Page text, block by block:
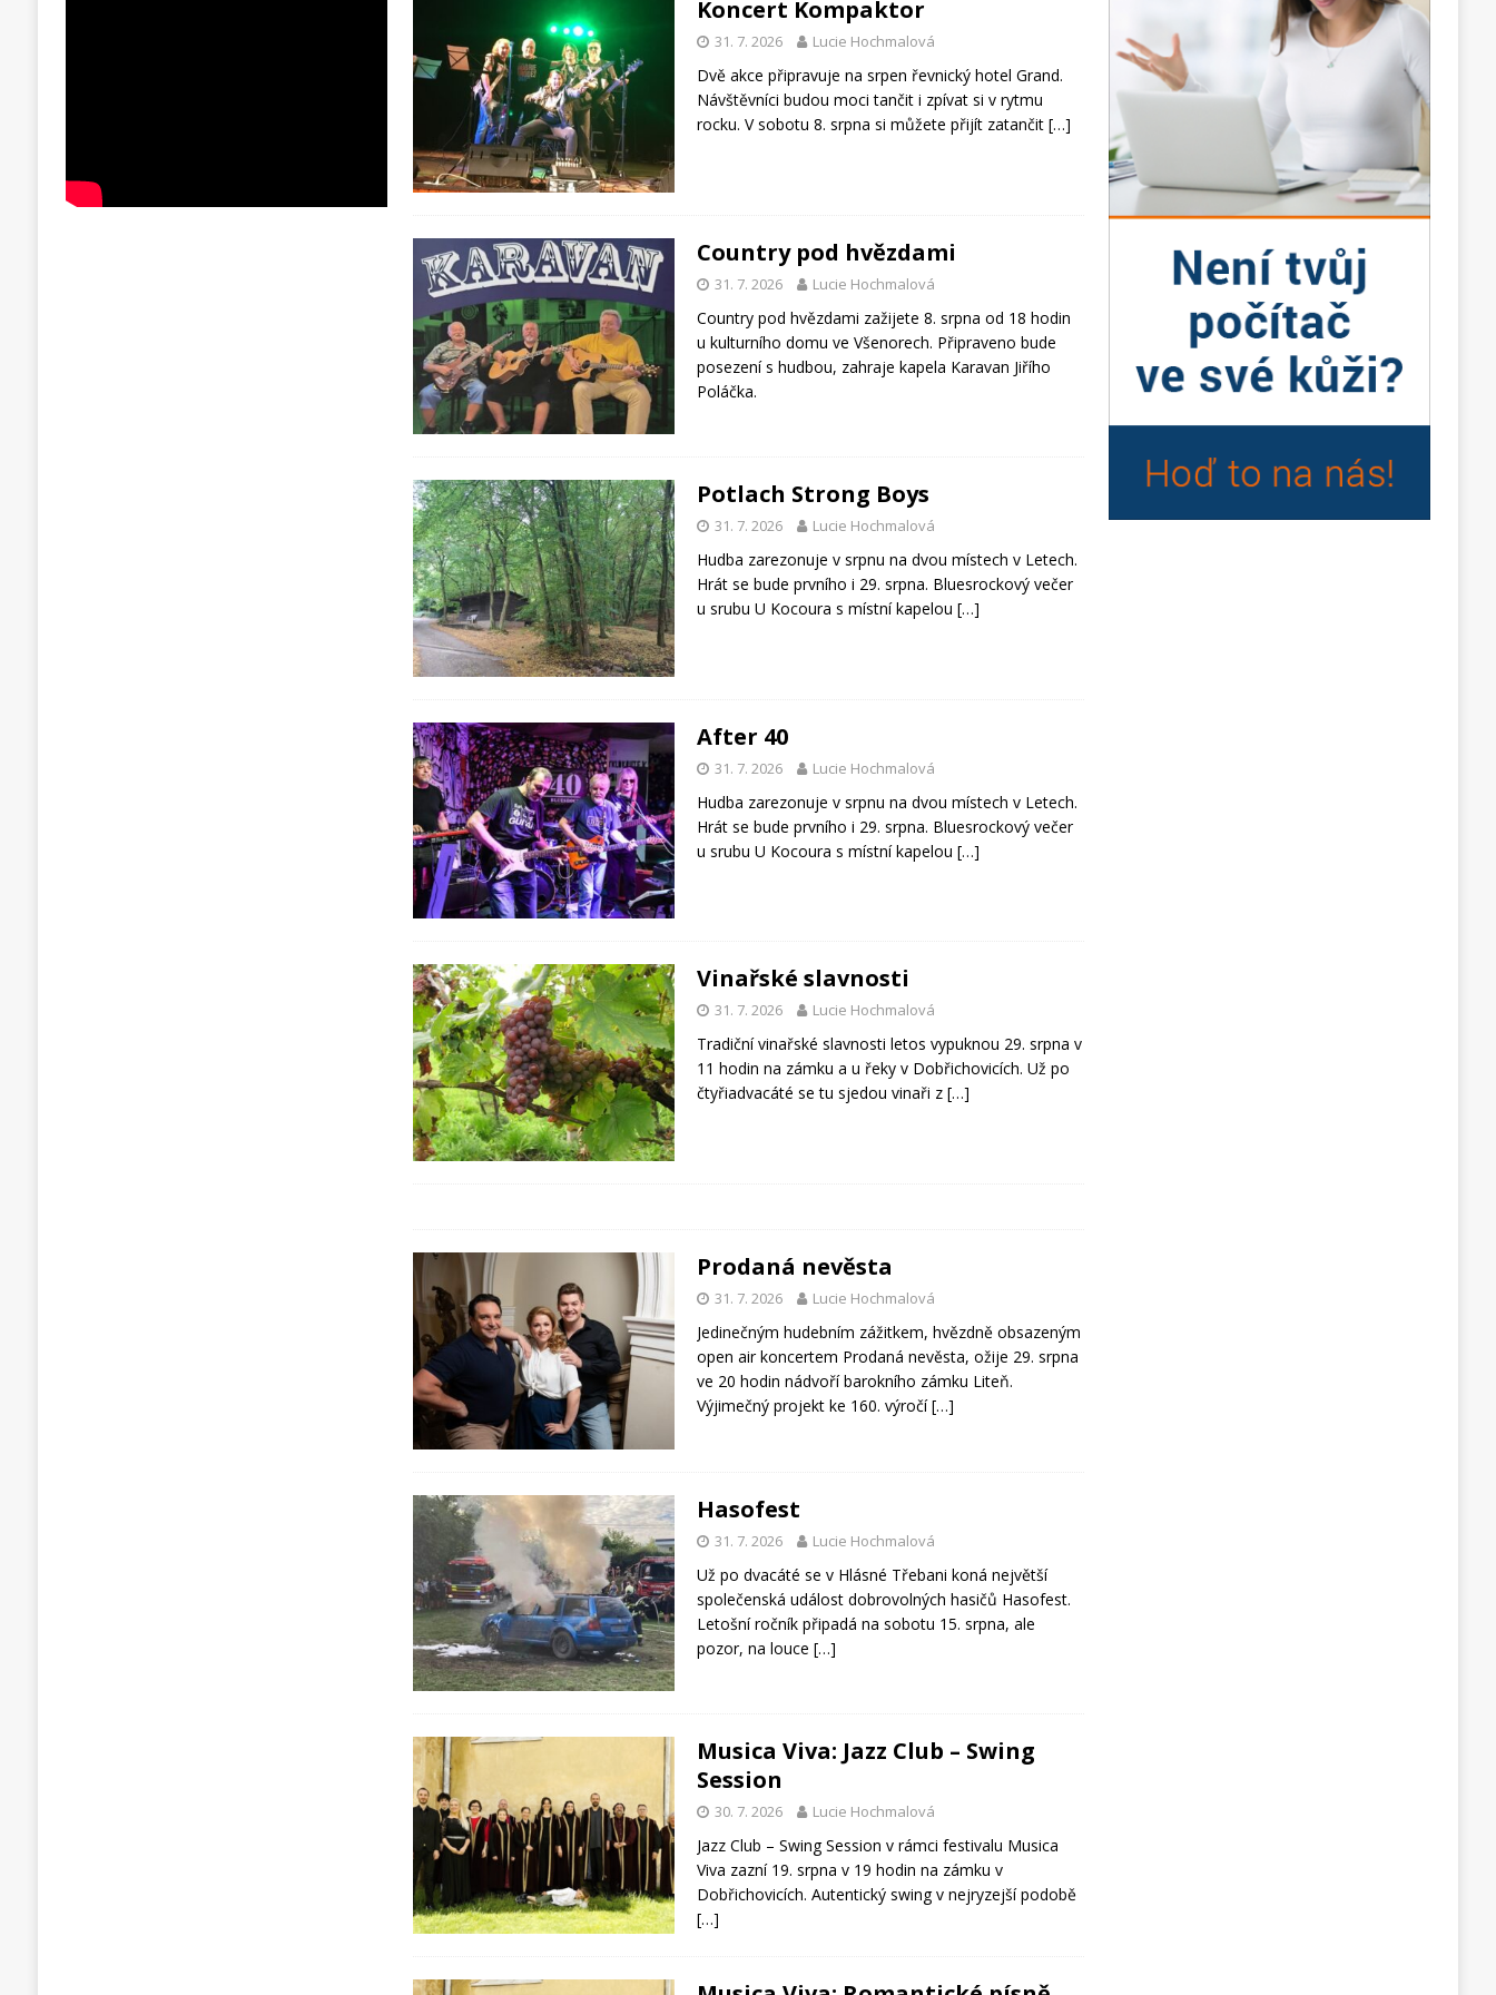
Koncert Kompaktor
31. 7. 2026 Lucie Hochmalová
Dvě akce připravuje na srpen řevnický hotel Grand.
Návštěvníci budou moci tančit i zpívat si v rytmu
rocku. V sobotu 8. srpna si můžete přijít zatančit[…]
Country pod hvězdami
31. 7. 2026 Lucie Hochmalová
Country pod hvězdami zažijete 8. srpna od 18 hodin
u kulturního domu ve Všenorech. Připraveno bude
posezení s hudbou, zahraje kapela Karavan Jiřího
Poláčka.
Potlach Strong Boys
31. 7. 2026 Lucie Hochmalová
Hudba zarezonuje v srpnu na dvou místech v Letech.
Hrát se bude prvního i 29. srpna. Bluesrockový večer
u srubu U Kocoura s místní kapelou[…]
After 40
31. 7. 2026 Lucie Hochmalová
Hudba zarezonuje v srpnu na dvou místech v Letech.
Hrát se bude prvního i 29. srpna. Bluesrockový večer
u srubu U Kocoura s místní kapelou[…]
Vinařské slavnosti
31. 7. 2026 Lucie Hochmalová
Tradiční vinařské slavnosti letos vypuknou 29. srpna v
11 hodin na zámku a u řeky v Dobřichovicích. Už po
čtyřiadvacáté se tu sjedou vinaři z[…]
Prodaná nevěsta
31. 7. 2026 Lucie Hochmalová
Jedinečným hudebním zážitkem, hvězdně obsazeným
open air koncertem Prodaná nevěsta, ožije 29. srpna
ve 20 hodin nádvoří barokního zámku Liteň.
Výjimečný projekt ke 160. výročí[…]
Hasofest
31. 7. 2026 Lucie Hochmalová
Už po dvacáté se v Hlásné Třebani koná největší
společenská událost dobrovolných hasičů Hasofest.
Letošní ročník připadá na sobotu 15. srpna, ale
pozor, na louce[…]
Musica Viva: Jazz Club – Swing
Session
30. 7. 2026 Lucie Hochmalová
Jazz Club – Swing Session v rámci festivalu Musica
Viva zazní 19. srpna v 19 hodin na zámku v
Dobřichovicích. Autentický swing v nejryzejší podobě
[…]